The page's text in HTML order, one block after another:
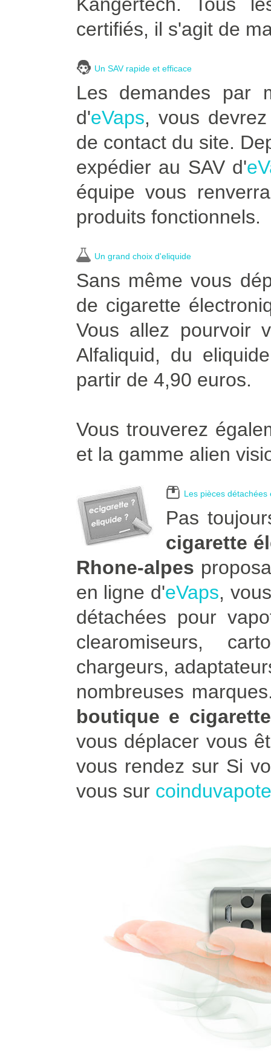
certifiés, il s'agit de
Un SAV rapide et efficace
Les demandes par
d'eVaps, vous
de contact du site.
expédier au SAV d'
équipe vous
produits fonctionnels.
Un grand choix d'eliquide
Sans même vous
de cigarette
Vous allez pourvoir
Alfaliquid, du
partir de 4,90 euros.
Vous trouverez
et la gamme alien
Les pièces détachées
Pas
cigarette
Rhone-alpes
en ligne d'eVaps,
détachées pour
clearomiseurs,
chargeurs,
nombreuses
boutique e
vous déplacer vous
vous rendez sur Si
vous sur